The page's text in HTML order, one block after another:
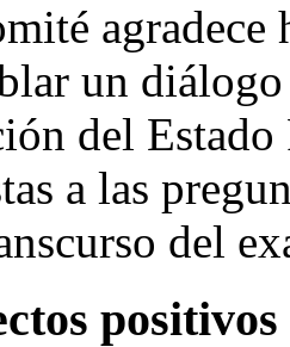
un
del
a las
del
positivos